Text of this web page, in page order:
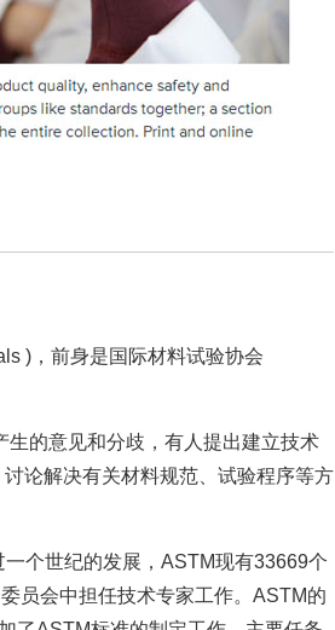
)，前身是国际材料试验协会
的意见和分歧，有人提出建立技术
论解决有关材料规范、试验程序等方
个世纪的发展，ASTM现有33669个
员会中担任技术专家工作。ASTM的